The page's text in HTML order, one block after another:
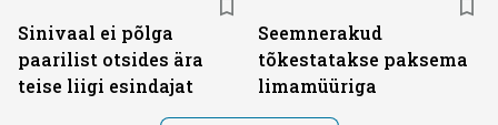
Sinivaal ei põlga
paarilist otsides ära
teise liigi esindajat
Seemnerakud
tõkestatakse paksema
limamüüriga